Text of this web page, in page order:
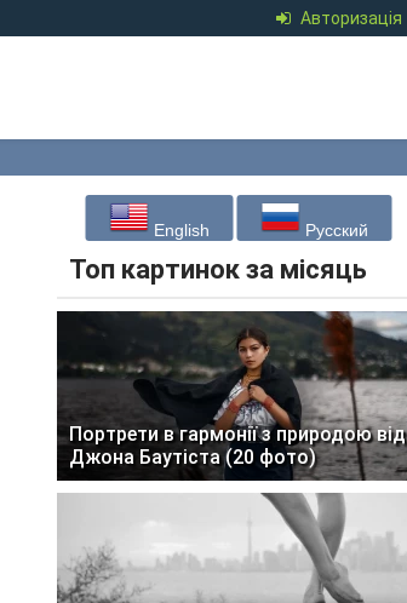
Авторизація
English Русский
Топ картинок за місяць
Портрети в гармонії з природою від
Джона Баутіста (20 фото)